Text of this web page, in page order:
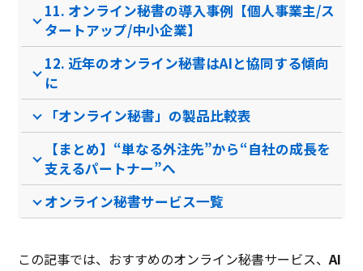
11. オンライン秘書の導入事例【個人事業主/ス
タートアップ/中小企業】
12. 近年のオンライン秘書はAIと協同する傾向
に
「オンライン秘書」の製品比較表
【まとめ】“単なる外注先”から“自社の成長を
支えるパートナー”へ
オンライン秘書サービス一覧
この記事では、おすすめのオンライン秘書サービス、AI